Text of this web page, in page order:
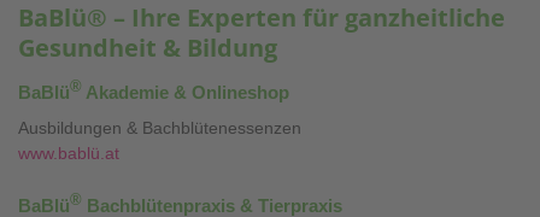
BaBlü® – Ihre Experten für ganzheitliche
Gesundheit & Bildung
BaBlü® Akademie & Onlineshop
Ausbildungen & Bachblütenessenzen
www.bablü.at
BaBlü® Bachblütenpraxis & Tierpraxis